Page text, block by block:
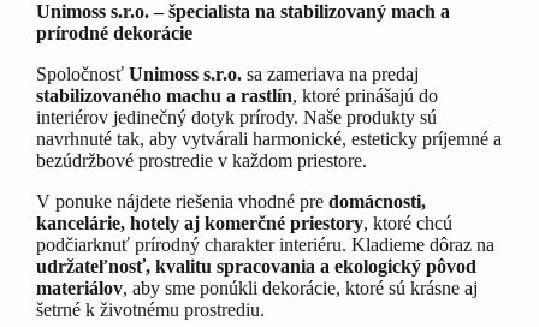
the
Unimoss s.r.o. – špecialista na stabilizovaný mach a
prírodné dekorácie
Spoločnosť Unimoss s.r.o. sa zameriava na predaj
stabilizovaného machu a rastlín, ktoré prinášajú do
interiérov jedinečný dotyk prírody. Naše produkty sú
navrhnuté tak, aby vytvárali harmonické, esteticky príjemné a
bezúdržbové prostredie v každom priestore.
V ponuke nájdete riešenia vhodné pre domácnosti,
kancelárie, hotely aj komerčné priestory, ktoré chcú
podčiarknuť prírodný charakter interiéru. Kladieme dôraz na
udržateľnosť, kvalitu spracovania a ekologický pôvod
materiálov, aby sme ponúkli dekorácie, ktoré sú krásne aj
šetrné k životnému prostrediu.